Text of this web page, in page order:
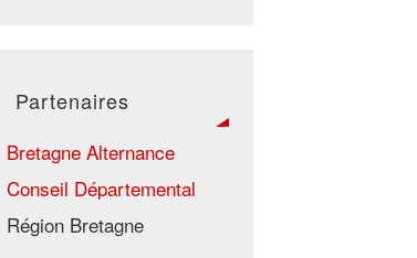
Partenaires
Bretagne Alternance
Conseil Départemental
Région Bretagne